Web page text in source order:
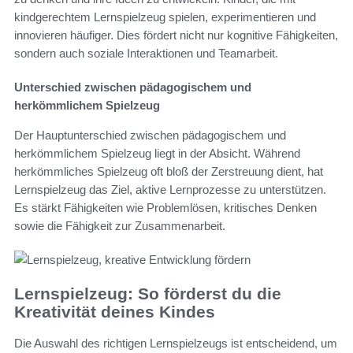
kindgerechtem Lernspielzeug spielen, experimentieren und
innovieren häufiger. Dies fördert nicht nur kognitive Fähigkeiten,
sondern auch soziale Interaktionen und Teamarbeit.
Unterschied zwischen pädagogischem und
herkömmlichem Spielzeug
Der Hauptunterschied zwischen pädagogischem und
herkömmlichem Spielzeug liegt in der Absicht. Während
herkömmliches Spielzeug oft bloß der Zerstreuung dient, hat
Lernspielzeug das Ziel, aktive Lernprozesse zu unterstützen.
Es stärkt Fähigkeiten wie Problemlösen, kritisches Denken
sowie die Fähigkeit zur Zusammenarbeit.
Lernspielzeug: So förderst du die
Kreativität deines Kindes
Die Auswahl des richtigen Lernspielzeugs ist entscheidend, um